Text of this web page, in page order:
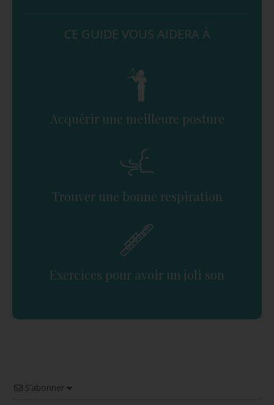
CE GUIDE VOUS AIDERA À
Acquérir une meilleure posture
Trouver une bonne respiration
Exercices pour avoir un joli son
S’abonner